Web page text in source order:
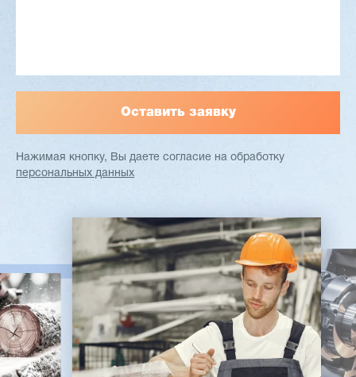
Нажимая кнопку, Вы даете согласие на обработку
персональных данных